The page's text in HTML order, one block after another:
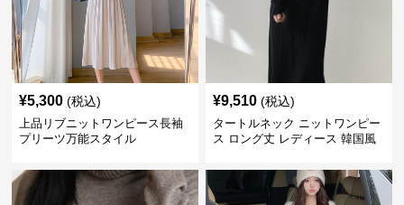
¥5,300 (税込)
上品リブニットワンピース長袖
プリーツ万能スタイル
¥9,510 (税込)
タートルネック ニットワンピー
ス ロング丈 レディース 韓国風